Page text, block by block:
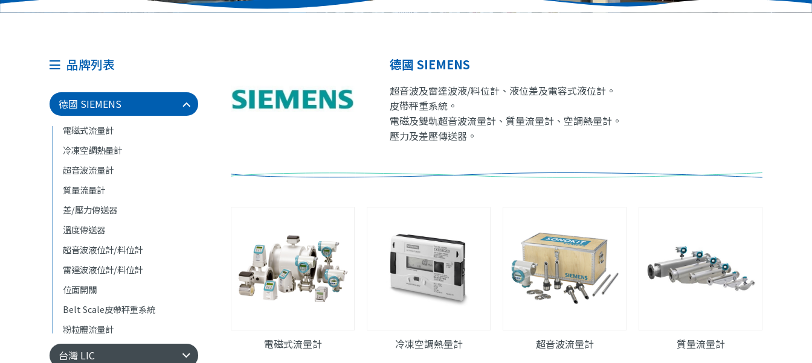
品牌列表
德國 SIEMENS
電磁式流量計
冷凍空調熱量計
超音波流量計
質量流量計
差/壓力傳送器
溫度傳送器
超音波液位計/料位計
雷達波液位計/料位計
位面開關
Belt Scale皮帶秤重系統
粉粒體流量計
台灣 LIC
德國 SIEMENS
超音波及雷達波液/料位計、液位差及電容式液位計。
皮帶秤重系統。
電磁及雙軌超音波流量計、質量流量計、空調熱量計。
壓力及差壓傳送器。
電磁式流量計 冷凍空調熱量計 超音波流量計 質量流量計